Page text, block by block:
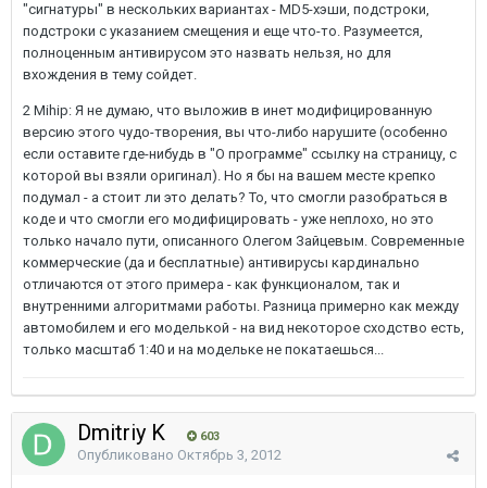
"сигнатуры" в нескольких вариантах - MD5-хэши, подстроки,
подстроки с указанием смещения и еще что-то. Разумеется,
полноценным антивирусом это назвать нельзя, но для
вхождения в тему сойдет.
2 Mihip: Я не думаю, что выложив в инет модифицированную
версию этого чудо-творения, вы что-либо нарушите (особенно
если оставите где-нибудь в "О программе" ссылку на страницу, с
которой вы взяли оригинал). Но я бы на вашем месте крепко
подумал - а стоит ли это делать? То, что смогли разобраться в
коде и что смогли его модифицировать - уже неплохо, но это
только начало пути, описанного Олегом Зайцевым. Современные
коммерческие (да и бесплатные) антивирусы кардинально
отличаются от этого примера - как функционалом, так и
внутренними алгоритмами работы. Разница примерно как между
автомобилем и его моделькой - на вид некоторое сходство есть,
только масштаб 1:40 и на модельке не покатаешься...
Dmitriy K 603
Опубликовано Октябрь 3, 2012